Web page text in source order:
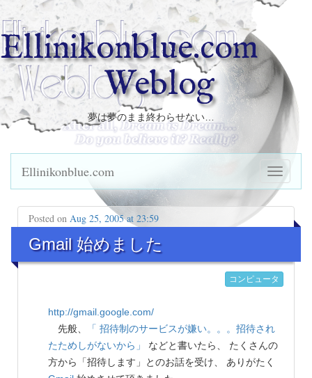
Ellinikonblue.com
Weblog
夢は夢のまま終わらせない…
Ellinikonblue.com
Posted on Aug 25, 2005 at 23:59
Gmail 始めました
コンピュータ
http://gmail.google.com/
先般、
「 招待制のサービスが嫌い。。。招待され
たためしがないから」
などと書いたら、 たくさんの
方から「招待します」とのお話を受け、 ありがたく